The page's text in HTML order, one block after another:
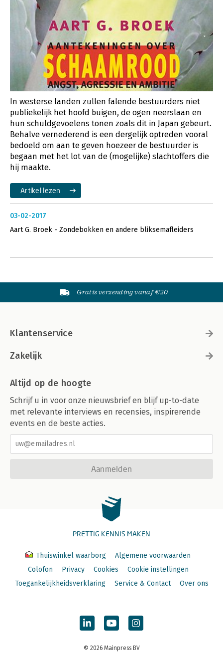
In westerse landen zullen falende bestuurders niet
publiekelijk het hoofd buigen, de ogen neerslaan en
hun schuldgevoelens tonen zoals dit in Japan gebeurt.
Behalve vernederend is een dergelijk optreden vooral
bedoeld om aan te geven hoezeer de bestuurder is
begaan met het lot van de (mogelijke) slachtoffers die
hij maakte.
Artikel lezen
03-02-2017
Aart G. Broek - Zondebokken en andere bliksemafleiders
Gratis verzending vanaf €20
Klantenservice
Zakelijk
Altijd op de hoogte
Schrijf u in voor onze nieuwsbrief en blijf up-to-date
met relevante interviews en recensies, inspirerende
events en de beste acties.
Aanmelden
PRETTIG KENNIS MAKEN
Thuiswinkel waarborg
Algemene voorwaarden
Colofon
Privacy Cookies
Cookie instellingen
Toegankelijkheidsverklaring
Service & Contact Over ons
© 2026 Mainpress BV